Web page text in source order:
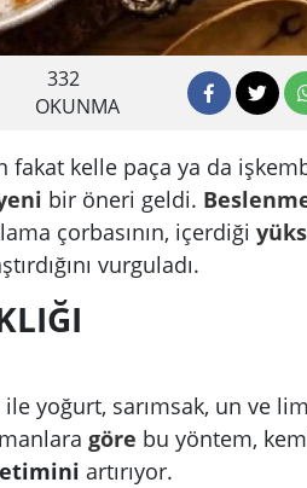
332
OKUNMA
fakat kelle paça ya da
bir öneri geldi.
çorbasının, içerdiği
vurguladı.
ile yoğurt, sarımsak, un ve
göre bu yöntem,
artırıyor.